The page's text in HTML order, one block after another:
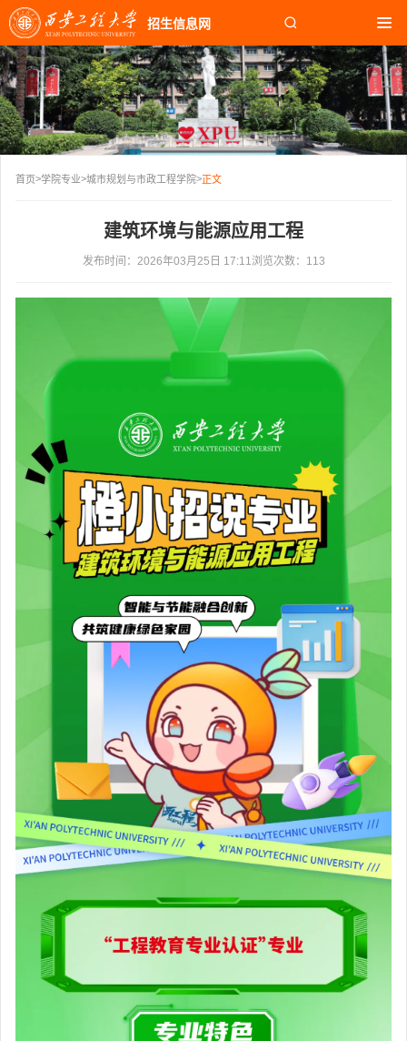
招生信息网
首页
招生快讯
报考指南
学院专业
首页>学院专业>城市规划与市政工程学院>正文
建筑环境与能源应用工程
发布时间：2026年03月25日 17:11浏览次数： 113